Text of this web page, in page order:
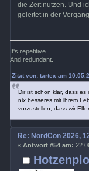
die Zeit nutzen. Und
geleitet in der
It's repetitive.
And redundant.
Zitat von: tartex am
Dir ist schon klar, dass
nix besseres mit ihrem
vorzustellen, dass wir
Re: NordCon 2026,
« Antwort #54 am: